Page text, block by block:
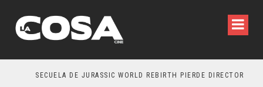
SECUELA DE JURASSIC WORLD REBIRTH PIERDE DIRECTOR